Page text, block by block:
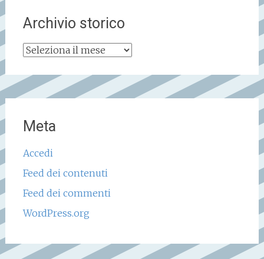
Archivio storico
Archivio
Meta
Accedi
Feed dei contenuti
Feed dei commenti
WordPress.org